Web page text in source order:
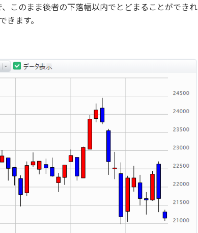
このまま後者の下落幅以内でとどまることができれ
ます。